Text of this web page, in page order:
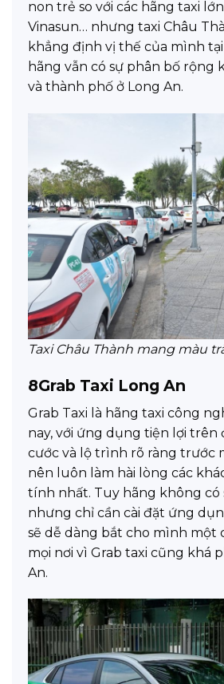
non trẻ so với các hãng taxi
Vinasun… nhưng taxi Châu
khẳng định vị thế của mình
hãng vẫn có sự phân bố rộng
và thành phố ở Long An.
Taxi Châu Thành mang màu
8Grab Taxi Long An
Grab Taxi là hãng taxi công
nay, với ứng dụng tiện lợi trên
cước và lộ trình rõ ràng trước
nên luôn làm hài lòng các
tính nhất. Tuy hãng không có
nhưng chỉ cần cài đặt ứng
sẽ dễ dàng bắt cho mình một
mọi nơi vì Grab taxi cũng khá
An.